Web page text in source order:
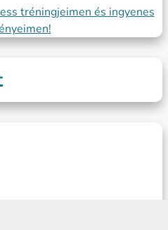
tréningjeimen és ingyenes